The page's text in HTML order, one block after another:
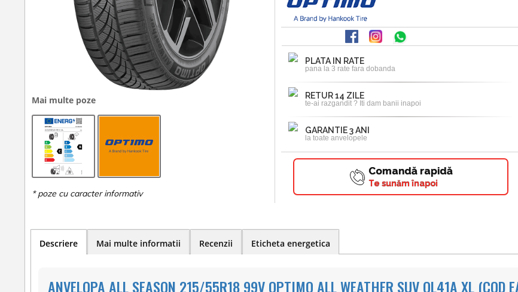
Mai multe poze
PLATA IN RATE
pana la 3 rate fara dobanda
RETUR 14 ZILE
te-ai razgandit ? Iti dam banii inapoi
GARANTIE 3 ANI
la toate anvelopele
Comandă rapidă
Te sunăm înapoi
Descriere Mai multe informatii Recenzii Eticheta energetica
ANVELOPA ALL SEASON 215/55R18 99V OPTIMO ALL WEATHER SUV OL41A XL